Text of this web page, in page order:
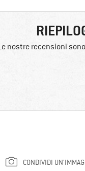
nostre recensioni
CONDIVIDI